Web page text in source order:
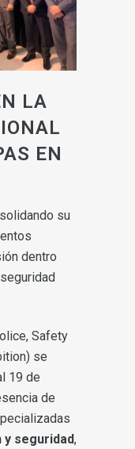
LA
EN
su
dentro
Safety
se
19 de
de
y seguridad,